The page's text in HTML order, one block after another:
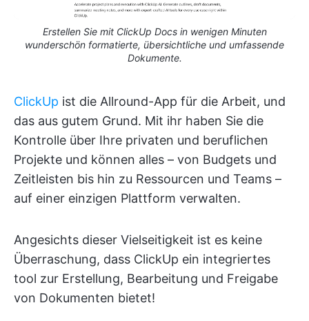
Erstellen Sie mit ClickUp Docs in wenigen Minuten
wunderschön formatierte, übersichtliche und umfassende
Dokumente.
ClickUp ist die Allround-App für die Arbeit, und
das aus gutem Grund. Mit ihr haben Sie die
Kontrolle über Ihre privaten und beruflichen
Projekte und können alles – von Budgets und
Zeitleisten bis hin zu Ressourcen und Teams –
auf einer einzigen Plattform verwalten.
Angesichts dieser Vielseitigkeit ist es keine
Überraschung, dass ClickUp ein integriertes
tool zur Erstellung, Bearbeitung und Freigabe
von Dokumenten bietet!